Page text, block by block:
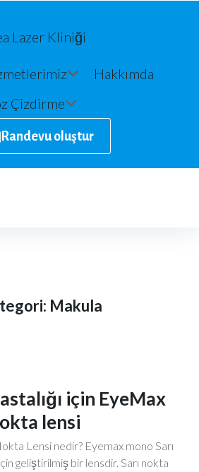
Hakkımda
Çizdirme
Randevu oluştur
Makula
için EyeMax
lensi
Lensi nedir? Eyemax mono Sarı
geliştirilmiş bir lensdir. Sarı nokta